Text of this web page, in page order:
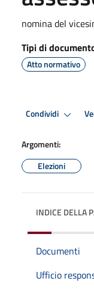
nomina del
Tipi di
Atto normativo
Condividi
Argomenti:
Elezioni
INDICE DELLA
Documenti
Ufficio